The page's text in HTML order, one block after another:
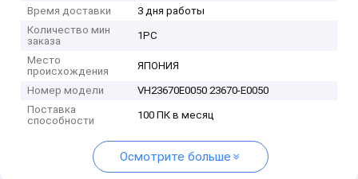
Время доставки
3 дня работы
Количество мин
заказа
1PC
Место
происхождения
ЯПОНИЯ
Номер модели
VH23670E0050 23670-E0050
Поставка
способности
100 ПК в месяц
Осмотрите больше